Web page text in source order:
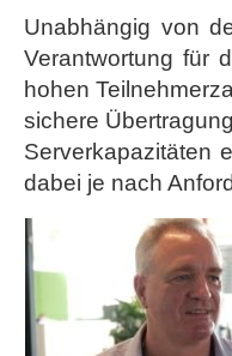
Unabhängig von
Verantwortung für
hohen
sichere
Serverkapazitäten
dabei je nach